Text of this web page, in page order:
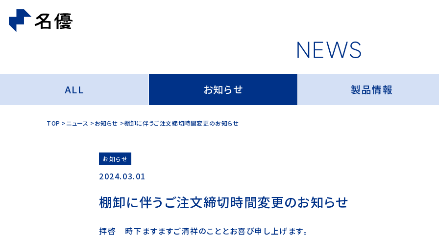
ALL お知らせ 製品情報
TOP ニュース お知らせ 棚卸に伴うご注文締切時間変更のお知らせ
お知らせ
2024.03.01
棚卸に伴うご注文締切時間変更のお知らせ
拝啓 時下ますますご清祥のこととお喜び申し上げます。